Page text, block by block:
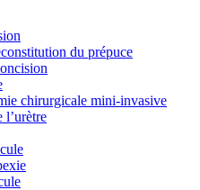
du prépuce
chirurgicale mini-invasive
l’urètre